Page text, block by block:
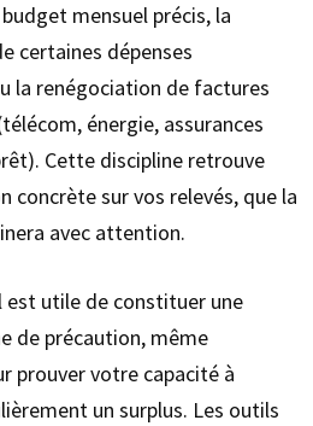
budget mensuel précis, la
certaines dépenses
la renégociation de factures
énergie, assurances
Cette discipline retrouve
concrète sur vos relevés, que la
avec attention.
est utile de constituer une
de précaution, même
prouver votre capacité à
un surplus. Les outils